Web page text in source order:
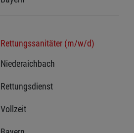
Rettungssanitäter (m/w/d)
Niederaichbach
Rettungsdienst
Vollzeit